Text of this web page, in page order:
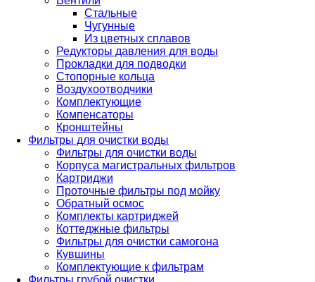
Стальные
Чугунные
Из цветных сплавов
Редукторы давления для воды
Прокладки для подводки
Стопорные кольца
Воздухоотводчики
Комплектующие
Компенсаторы
Кронштейны
Фильтры для очистки воды
Фильтры для очистки воды
Корпуса магистральных фильтров
Картриджи
Проточные фильтры под мойку
Обратный осмос
Комплекты картриджей
Коттеджные фильтры
Фильтры для очистки самогона
Кувшины
Комплектующие к фильтрам